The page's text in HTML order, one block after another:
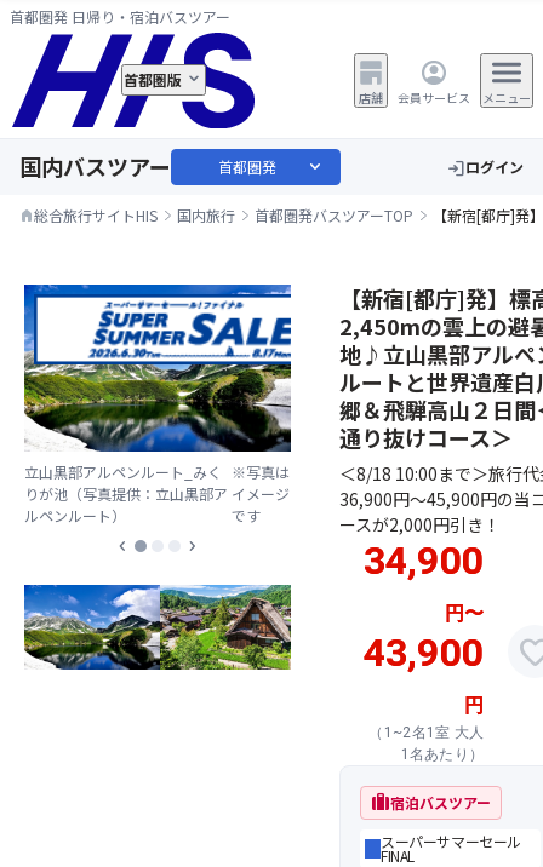
首都圏発 日帰り・宿泊バスツアー
首都圏版
店舗 会員サービス メニュー
国内バスツアー 首都圏発 expand_more loginログイン
home総合旅行サイトHIS 国内旅行 首都圏発バスツアーTOP 【新宿[都庁]
立山黒部アルペンルート_みく
りが池（写真提供：立山黒部ア
ルペンルート）
※写真は
イメージ
です
chevron_left chevron_right
【新宿[都庁]発】標
2,450mの雲上の避
地♪立山黒部アルペ
ルートと世界遺産白
郷＆飛騨高山２日間
通り抜けコース＞
＜8/18 10:00まで＞旅行代
36,900円～45,900円の当
ースが2,000円引き！
34,900
円〜
43,900
円
（1~2名1室 大人
1名あたり）
trip宿泊バスツアー
スーパーサマーセール
FINAL